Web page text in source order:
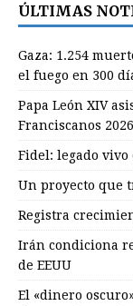
ÚLTIMAS
Gaza: 1.254
el fuego en 300
Papa León XIV
Franciscanos 2026
Fidel: legado
Un proyecto que
Registra
Irán condiciona
de EEUU
El «dinero